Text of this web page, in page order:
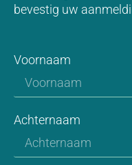
bevestig uw
Voornaam
Achternaam